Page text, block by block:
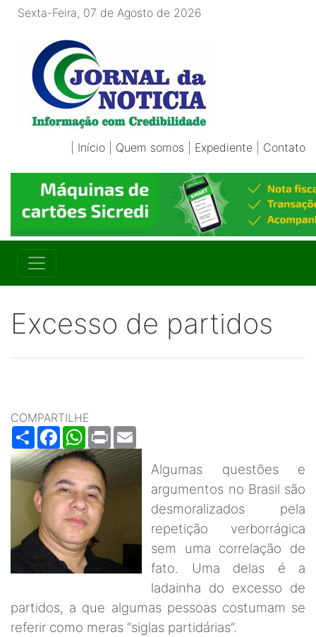
Sexta-Feira, 07 de Agosto de 2026
Início Quem somos Expediente Contato
Excesso de partidos
COMPARTILHE
ShareFacebookWhatsApp
Print
Algumas questões e
argumentos no Brasil são
desmoralizados pela
repetição verborrágica
sem uma correlação de
fato. Uma delas é a
ladainha do excesso de
partidos, a que algumas pessoas costumam se
referir como meras “siglas partidárias”.